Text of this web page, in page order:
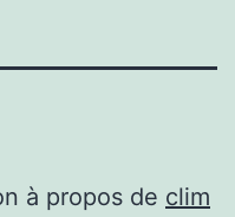
à propos de clim